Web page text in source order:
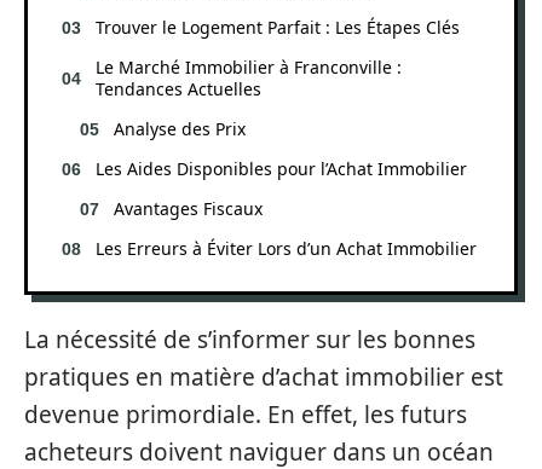
Trouver le Logement Parfait : Les Étapes Clés
Le Marché Immobilier à Franconville :
Tendances Actuelles
Analyse des Prix
Les Aides Disponibles pour l’Achat Immobilier
Avantages Fiscaux
Les Erreurs à Éviter Lors d’un Achat Immobilier
La nécessité de s’informer sur les bonnes
pratiques en matière d’achat immobilier est
devenue primordiale. En effet, les futurs
acheteurs doivent naviguer dans un océan